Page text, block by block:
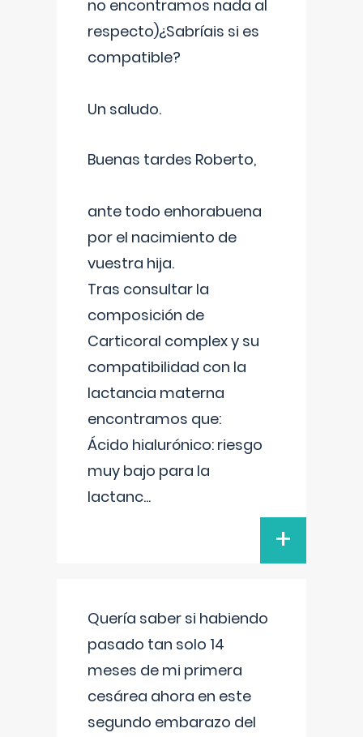
no encontramos nada al
respecto)¿Sabríais si es
compatible?
Un saludo.
Buenas tardes Roberto,
ante todo enhorabuena
por el nacimiento de
vuestra hija.
Tras consultar la
composición de
Carticoral complex y su
compatibilidad con la
lactancia materna
encontramos que:
Ácido hialurónico: riesgo
muy bajo para la
lactanc...
+
Quería saber si habiendo
pasado tan solo 14
meses de mi primera
cesárea ahora en este
segundo embarazo del